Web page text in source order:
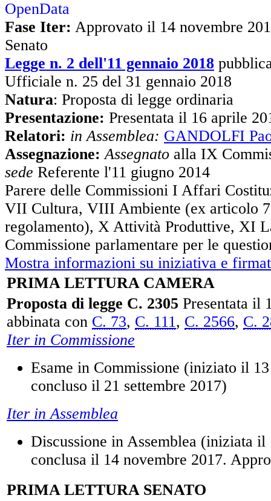
OpenData
Fase Iter: Approvato il 14 novembre
Senato
Legge n. 2 dell'11 gennaio 2018
Ufficiale n. 25 del 31 gennaio 2018
Natura: Proposta di legge ordinaria
Presentazione: Presentata il 16 aprile
Relatori: in Assemblea: GANDOLFI
Assegnazione: Assegnato alla IX
sede Referente l'11 giugno 2014
Parere delle Commissioni I Affari
VII Cultura, VIII Ambiente (ex articolo
regolamento), X Attività Produttive, XI
Commissione parlamentare per le
Mostra informazioni su iniziativa e
PRIMA LETTURA CAMERA
Proposta di legge C. 2305 Presentata il
abbinata con C. 73, C. 111, C. 2566, C.
Iter in Commissione
Esame in Commissione (iniziato il
concluso il 21 settembre 2017)
Iter in Assemblea
Discussione in Assemblea (iniziata il
conclusa il 14 novembre 2017.
PRIMA LETTURA SENATO